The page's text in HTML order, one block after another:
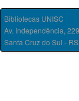
Bibliotecas UNISC
Av. Independência,
Santa Cruz do Sul -